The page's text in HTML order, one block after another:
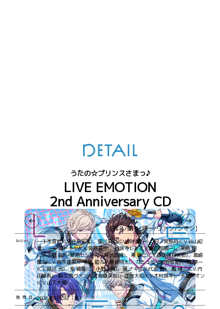
DETAIL
←
[真斗/蘭丸/瑛一/ヴァン/シオン]
→
うたの☆プリンスさまっ♪
LIVE EMOTION
2nd Anniversary CD
Artist
一十木音也(CV.寺島拓篤)、聖川真斗(CV.鈴村健一)、四ノ宮那月(CV.谷山紀
章)、一ノ瀬トキヤ(CV.宮野真守)、神宮寺レン(CV.諏訪部順一)、来栖 翔
(CV.下野 紘)、愛島セシル(CV.鳥海浩輔)、寿 嶺二(CV.森久保祥太郎)、黒崎
蘭丸(CV.鈴木達央)、美風 藍(CV.蒼井翔太)、カミュ(CV.前野智昭)、鳳 瑛一
(CV.緑川 光)、皇 綺羅(CV.小野大輔)、帝 ナギ(CV.代永 翼)、鳳 瑛二(CV.内
田雄馬)、桐生院ヴァン(CV.高橋英則)、日向大和(CV.木村良平)、天草シオン
(CV.山下大輝)
発売日 2026年8月5日（水）